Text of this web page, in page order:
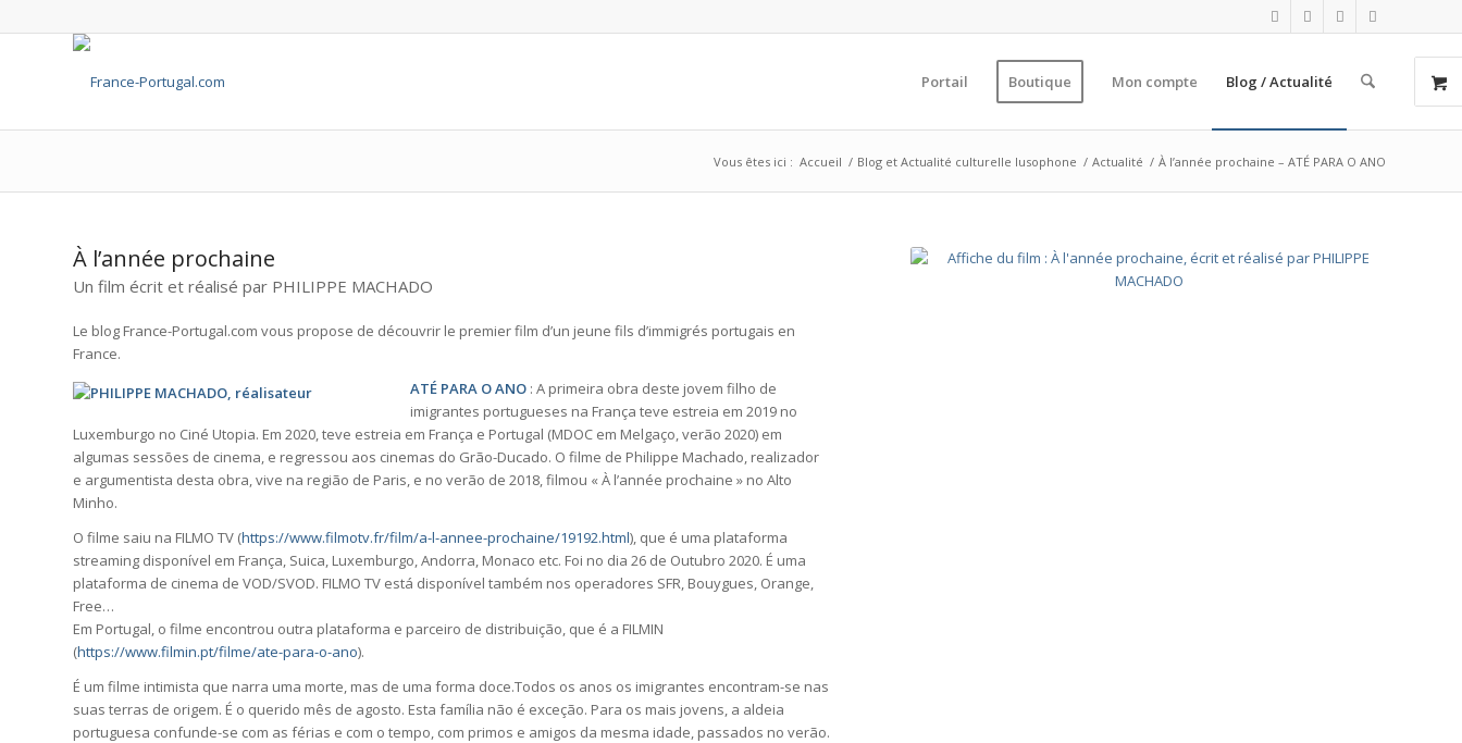
Portail Boutique Mon compte Blog / Actualité
Vous êtes ici : Accueil / Blog et Actualité culturelle lusophone / Actualité / À l’année prochaine – ATÉ PARA O ANO
À l’année prochaine
Un film écrit et réalisé par PHILIPPE MACHADO
Le blog France-Portugal.com vous propose de découvrir le premier film d’un jeune fils d’immigrés portugais en
France.
ATÉ PARA O ANO : A primeira obra deste jovem filho de
imigrantes portugueses na França teve estreia em 2019 no
Luxemburgo no Ciné Utopia. Em 2020, teve estreia em França e Portugal (MDOC em Melgaço, verão 2020) em
algumas sessões de cinema, e regressou aos cinemas do Grão-Ducado. O filme de Philippe Machado, realizador
e argumentista desta obra, vive na região de Paris, e no verão de 2018, filmou « À l’année prochaine » no Alto
Minho.
O filme saiu na FILMO TV (https://www.filmotv.fr/film/a-l-annee-prochaine/19192.html), que é uma plataforma
streaming disponível em França, Suica, Luxemburgo, Andorra, Monaco etc. Foi no dia 26 de Outubro 2020. É uma
plataforma de cinema de VOD/SVOD. FILMO TV está disponível também nos operadores SFR, Bouygues, Orange,
Free…
Em Portugal, o filme encontrou outra plataforma e parceiro de distribuição, que é a FILMIN
(https://www.filmin.pt/filme/ate-para-o-ano).
É um filme intimista que narra uma morte, mas de uma forma doce.Todos os anos os imigrantes encontram-se nas
suas terras de origem. É o querido mês de agosto. Esta família não é exceção. Para os mais jovens, a aldeia
portuguesa confunde-se com as férias e com o tempo, com primos e amigos da mesma idade, passados no verão.